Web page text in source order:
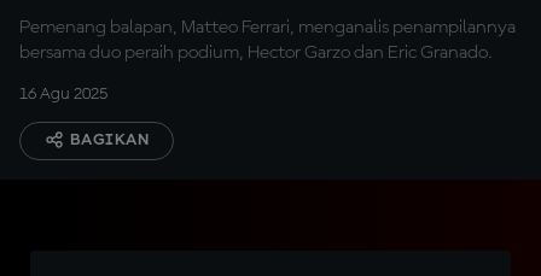
Pemenang balapan, Matteo Ferrari, menganalis penampilannya
bersama duo peraih podium, Hector Garzo dan Eric Granado.
16 Agu 2025
BAGIKAN